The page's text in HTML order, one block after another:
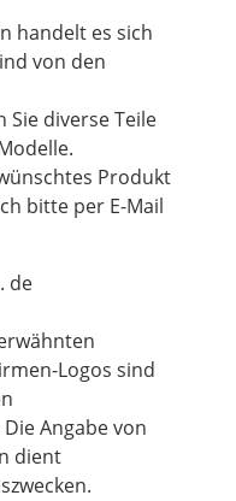
handelt es sich
von den
diverse Teile
Produkt
bitte per E-Mail
de
Logos sind
Angabe von
dient